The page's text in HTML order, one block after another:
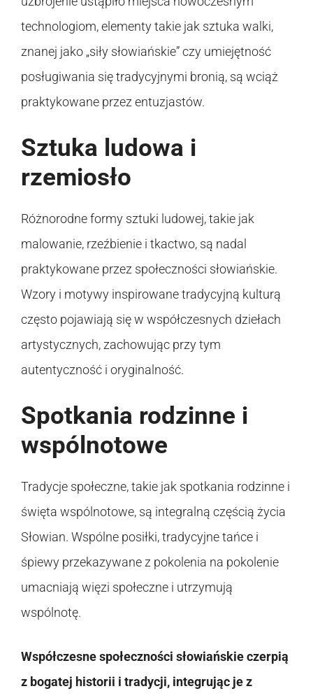
technologiom, elementy takie jak sztuka walki,
znanej jako „siły słowiańskie” czy umiejętność
posługiwania się tradycyjnymi bronią, są wciąż
praktykowane przez entuzjastów.
Sztuka ludowa i
rzemiosło
Różnorodne formy sztuki ludowej, takie jak
malowanie, rzeźbienie i tkactwo, są nadal
praktykowane przez społeczności słowiańskie.
Wzory i motywy inspirowane tradycyjną kulturą
często pojawiają się w współczesnych dziełach
artystycznych, zachowując przy tym
autentyczność i oryginalność.
Spotkania rodzinne i
wspólnotowe
Tradycje społeczne, takie jak spotkania rodzinne i
święta wspólnotowe, są integralną częścią życia
Słowian. Wspólne posiłki, tradycyjne tańce i
śpiewy przekazywane z pokolenia na pokolenie
umacniają więzi społeczne i utrzymują
wspólnotę.
Współczesne społeczności słowiańskie czerpią
z bogatej historii i tradycji, integrując je z